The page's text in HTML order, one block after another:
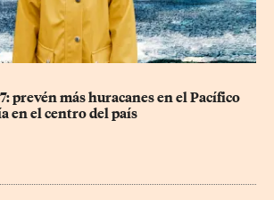
prevén más huracanes en el Pacífico
en el centro del país